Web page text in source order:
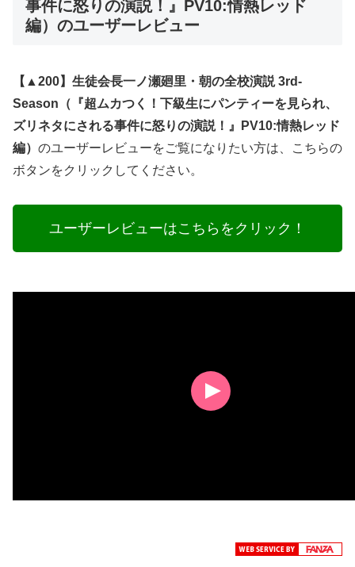
事件に怒りの演説！』PV10:情熱レッド
編）のユーザーレビュー
【▲200】生徒会長一ノ瀬廻里・朝の全校演説 3rd-
Season（『超ムカつく！下級生にパンティーを見られ、
ズリネタにされる事件に怒りの演説！』PV10:情熱レッド
編） のユーザーレビューをご覧になりたい方は、こちらの
ボタンをクリックしてください。
ユーザーレビューはこちらをクリック！